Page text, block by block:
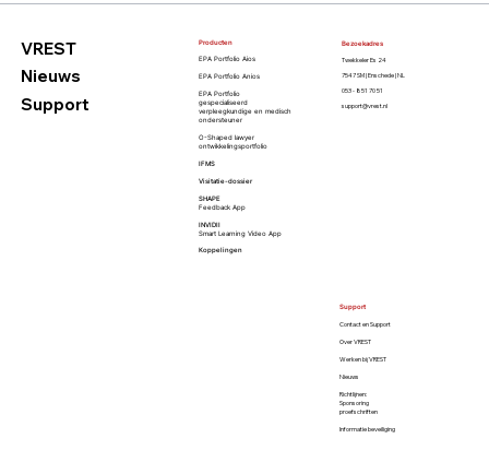
VREST
Nieuws
Support
Producten
EPA Portfolio Aios
EPA Portfolio Anios
EPA Portfolio
gespecialiseerd
verpleegkundige enmedisch
ondersteuner
O-Shaped lawyer
ontwikkelingsportfolio
IFMS
Visitatie-dossier
SHAPE
Feedback App
INVIDII
Smart Learning Video App
Koppelingen
Support
Contact en Support
Over VREST
Werken bij VREST
Nieuws
Richtlijnen:
Sponsoring
proefschriften
Informatie beveiliging
Bezoekadres
Twekkeler Es 24
7547 SM | Enschede | NL
053 - 851 70 51
support@vrest.nl